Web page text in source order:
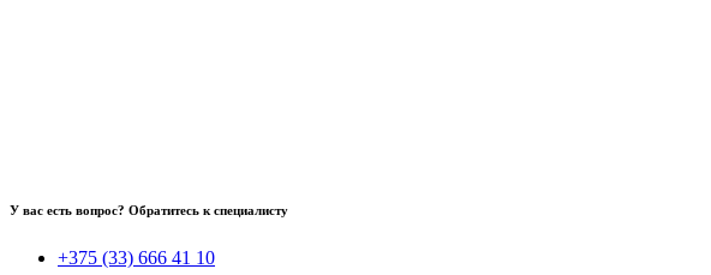
У вас есть вопрос? Обратитесь к специалисту
+375 (33) 666 41 10